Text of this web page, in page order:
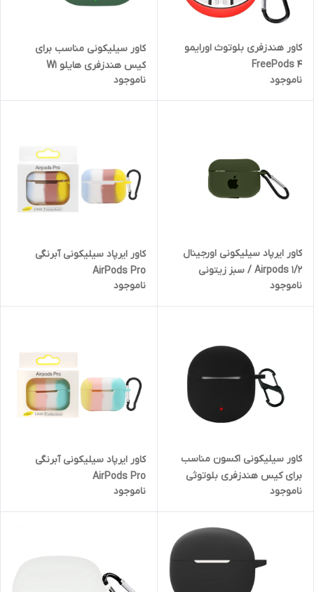
کاور هندزفری بلوتوث اورایمو
FreePods 4
ناموجود
کاور سیلیکونی مناسب برای
کیس هندزفری هایلو W1
ناموجود
کاور ایرپاد سیلیکونی اورجینال
Airpods 1/2 / سبز زیتونی
ناموجود
کاور ایرپاد سیلیکونی آبرنگی
AirPods Pro
ناموجود
کاور سیلیکونی اکسون مناسب
برای کیس هندزفری بلوتوثی
هایلو X1 NEO
ناموجود
کاور ایرپاد سیلیکونی آبرنگی
AirPods Pro
ناموجود